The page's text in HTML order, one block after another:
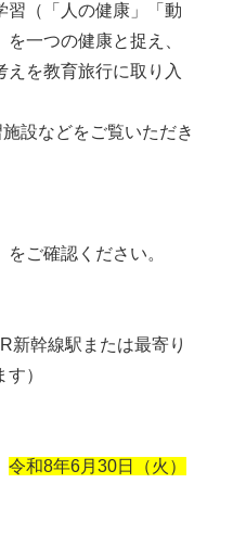
習（「人の健康」「動
一つの健康と捉え、
えを教育旅行に取り入
設などをご覧いただき
ご確認ください。
幹線駅または最寄り
）
令和8年6月30日（火）